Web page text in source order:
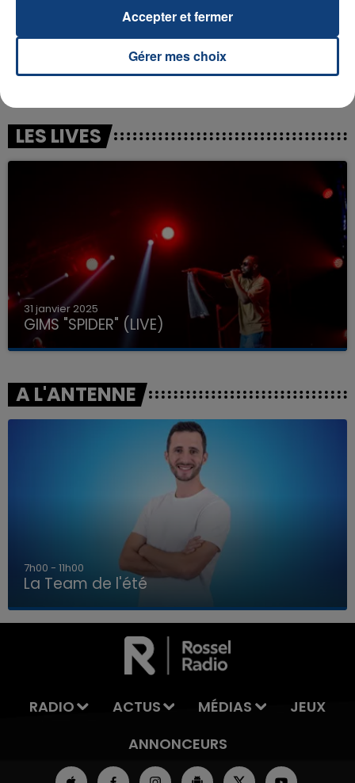
LA TEAM DE L'ÉTÉ
LES LIVES
31 janvier 2025
GIMS "SPIDER" (LIVE)
A L'ANTENNE
7h00 - 11h00
La Team de l'été
RADIO ACTUS MÉDIAS
JEUX
ANNONCEURS
Gérer mes choix
Accepter et fermer